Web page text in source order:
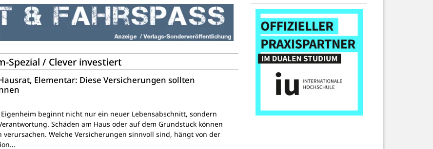
Spezial / Clever investiert
Elementar: Diese Versicherungen sollten
beginnt nicht nur ein neuer Lebensabschnitt, sondern
Schäden am Haus oder auf dem Grundstück können
verursachen. Welche Versicherungen sinnvoll sind, hängt von der